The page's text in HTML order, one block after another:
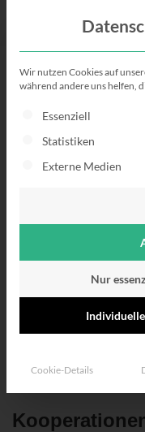
Dein
Hast du Fragen?
Wir nutzen Cookies auf
während andere uns helfen,
Es folgt eine Liste
Essenziell
Statistiken
Externe Medien
Nur
Cookie-Details